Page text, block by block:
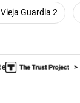
Guardia 2